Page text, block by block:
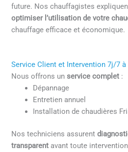
future. Nos chauffagistes
optimiser l’utilisation de votre
chauffage efficace et économique.
Service Client et Intervention 7j/7
Nous offrons unservice complet :
Dépannage
Entretien annuel
Installation de chaudières
Nos techniciens assurent
transparent avant toute